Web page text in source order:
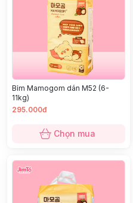
Bỉm Mamogom dán M52 (6-
11kg)
295.000đ
Chọn mua